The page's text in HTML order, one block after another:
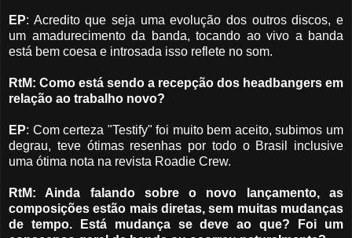
EP: Acredito que seja uma evolução dos outros discos, e
um amadurecimento da banda, tocando ao vivo a banda
está bem coesa e introsada isso reflete no som.
RtM: Como está sendo a recepção dos headbangers em
relação ao trabalho novo?
EP: Com certeza "Testify" foi muito bem aceito, subimos um
degrau, teve ótimas resenhas por todo o Brasil inclusive
uma ótima nota na revista Roadie Crew.
RtM: Ainda falando sobre o novo lançamento, as
composições estão mais diretas, sem muitas mudanças
de tempo. Está mudança se deve ao que? Foi um